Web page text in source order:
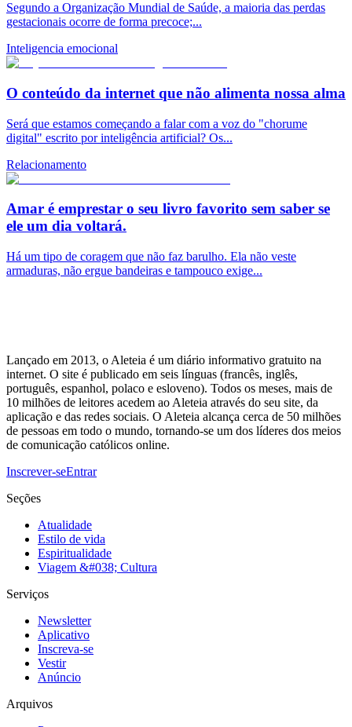
Segundo a Organização Mundial de Saúde, a maioria das perdas
gestacionais ocorre de forma precoce;...
Inteligencia emocional
O conteúdo da internet que não alimenta nossa alma
Será que estamos começando a falar com a voz do "chorume
digital" escrito por inteligência artificial? Os...
Relacionamento
Amar é emprestar o seu livro favorito sem saber se
ele um dia voltará.
Há um tipo de coragem que não faz barulho. Ela não veste
armaduras, não ergue bandeiras e tampouco exige...
Lançado em 2013, o Aleteia é um diário informativo gratuito na
internet. O site é publicado em seis línguas (francês, inglês,
português, espanhol, polaco e esloveno). Todos os meses, mais de
10 milhões de leitores acedem ao Aleteia através do seu site, da
aplicação e das redes sociais. O Aleteia alcança cerca de 50 milhões
de pessoas em todo o mundo, tornando-se um dos líderes dos meios
de comunicação católicos online.
Inscrever-seEntrar
Seções
Atualidade
Estilo de vida
Espiritualidade
Viagem &#038; Cultura
Serviços
Newsletter
Aplicativo
Inscreva-se
Vestir
Anúncio
Arquivos